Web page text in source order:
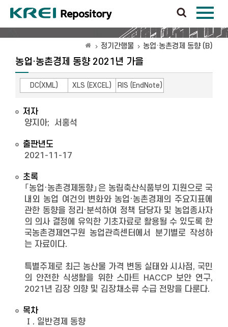
정기간행물 농업·농촌경제 동향 (B)
농업·농촌경제 동향 2021년 가을
DC(XML) XLS (EXCEL) RIS (EndNote)
저자
양지아; 서홍석
출판년도
2021-11-17
초록
「농업·농촌경제동향」은 농림축산식품부의 지원으로 국
내외 농업 여건의 변화와 농업·농촌경제의 주요지표에
관한 동향을 정리·분석하여 정책 담당자 및 농업종사자
의 의사 결정에 유익한 기초자료로 활용될 수 있도록 한
국농촌경제연구원 농업관측센터에서 분기별로 작성하
는 자료이다.
특별주제로 최근 농산물 가격 변동 실태와 시사점, 국민
의 안전한 식생활을 위한 스마트 HACCP 보안 연구,
2021년 김장 의향 및 김장채소류 수급 전망을 다룬다.
목차
Ⅰ. 일반경제 동향